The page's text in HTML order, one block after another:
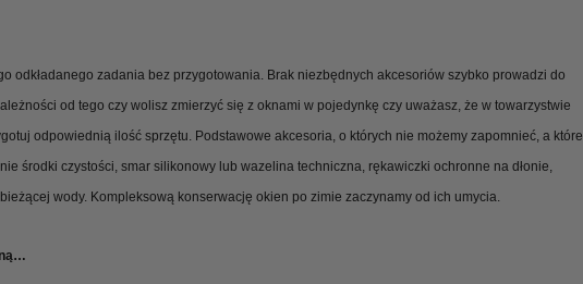
odkładanego zadania bez przygotowania. Brak niezbędnych akcesoriów szybko prowadzi do
od tego czy wolisz zmierzyć się z oknami w pojedynkę czy uważasz, że w towarzystwie
odpowiednią ilość sprzętu. Podstawowe akcesoria, o których nie możemy zapomnieć, a które
środki czystości, smar silikonowy lub wazelina techniczna, rękawiczki ochronne na dłonie,
wody. Kompleksową konserwację okien po zimie zaczynamy od ich umycia.